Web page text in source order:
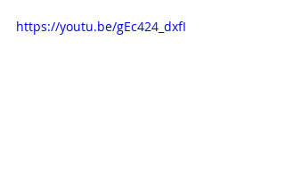
https://youtu.be/gEc424_dxfI